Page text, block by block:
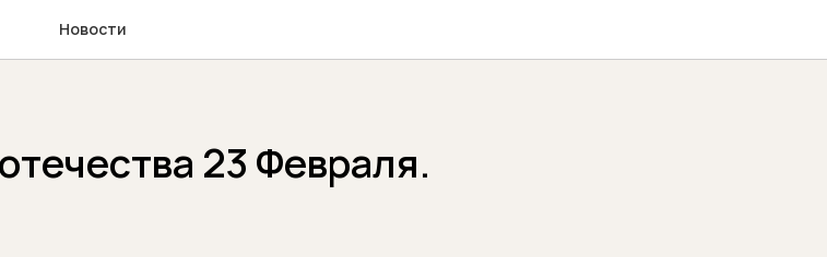
Новости
23 Февраля.